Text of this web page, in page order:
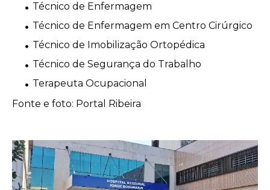
Técnico de Enfermagem
Técnico de Enfermagem em Centro Cirúrgico
Técnico de Imobilização Ortopédica
Técnico de Segurança do Trabalho
Terapeuta Ocupacional
Fonte e foto: Portal Ribeira